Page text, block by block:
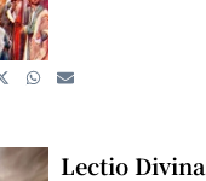
Lectio